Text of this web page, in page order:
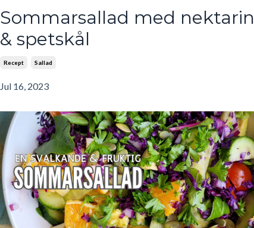
Sommarsallad med nektarin
& spetskål
Recept Sallad
Jul 16, 2023